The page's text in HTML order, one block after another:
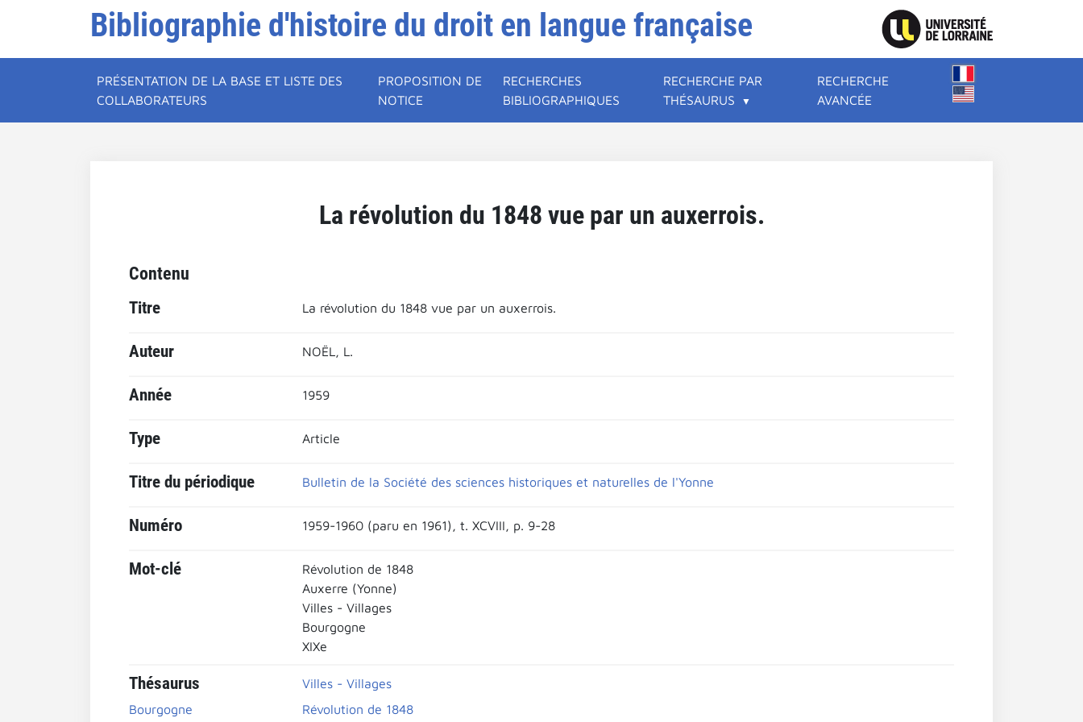
Bibliographie d'histoire du droit en langue française
PRÉSENTATION DE LA BASE ET LISTE DES
COLLABORATEURS
PROPOSITION DE
NOTICE
RECHERCHES
BIBLIOGRAPHIQUES
RECHERCHE PAR
THÉSAURUS
RECHERCHE
AVANCÉE
La révolution du 1848 vue par un auxerrois.
Contenu
Titre La révolution du 1848 vue par un auxerrois.
Auteur NOËL, L.
Année 1959
Type Article
Titre du périodique Bulletin de la Société des sciences historiques et naturelles de l'Yonne
Numéro 1959-1960 (paru en 1961), t. XCVIII, p. 9-28
Mot-clé
Révolution de 1848
Auxerre (Yonne)
Villes - Villages
Bourgogne
XIXe
Thésaurus
Villes - Villages
Bourgogne
Révolution de 1848